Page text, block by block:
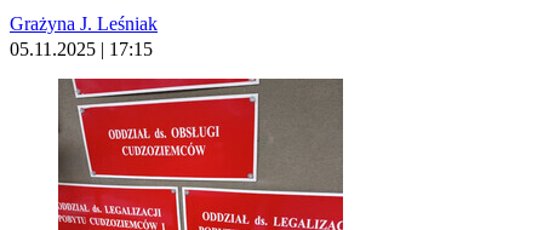
Grażyna J. Leśniak
05.11.2025 | 17:15